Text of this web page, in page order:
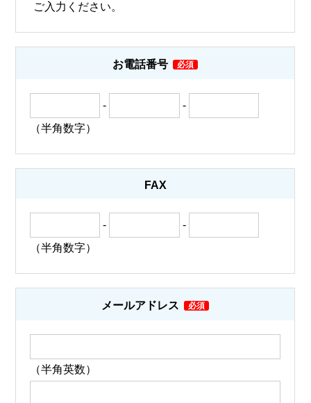
ご入力ください。
お電話番号
-
-
（半角数字）
FAX
-
-
（半角数字）
メールアドレス
（半角英数）